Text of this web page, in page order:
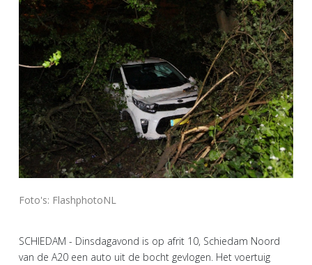
Foto's: FlashphotoNL
SCHIEDAM - Dinsdagavond is op afrit 10, Schiedam Noord
van de A20 een auto uit de bocht gevlogen. Het voertuig